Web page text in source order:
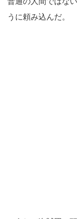
うに頼み込んだ。